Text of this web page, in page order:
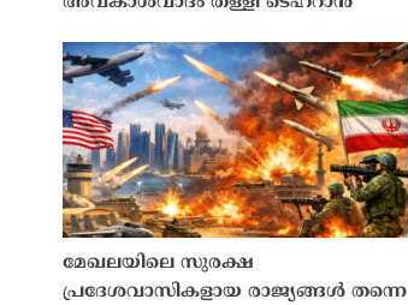
മേഖലയിലെ സുരക്ഷ
പ്രദേശവാസികളായ രാജ്യങ്ങൾ തന്നെ